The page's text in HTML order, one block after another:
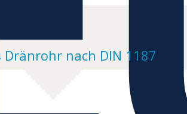
Dränrohr nach DIN 1187